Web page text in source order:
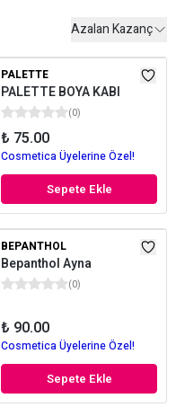
Azalan Kazanç
PALETTE
PALETTE BOYA KABI
(0)
₺ 75.00
Cosmetica Üyelerine Özel!
Sepete Ekle
BEPANTHOL
Bepanthol Ayna
(0)
₺ 90.00
Cosmetica Üyelerine Özel!
Sepete Ekle